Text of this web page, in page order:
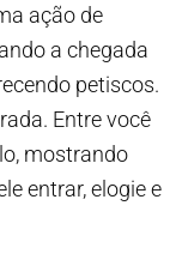
ação de
a chegada
petiscos.
Entre você
mostrando
entrar, elogie e